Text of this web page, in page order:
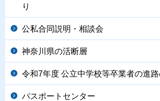
り
公私合同説明・相談会
神奈川県の活断層
令和7年度 公立中学校等卒業者の進
パスポートセンター